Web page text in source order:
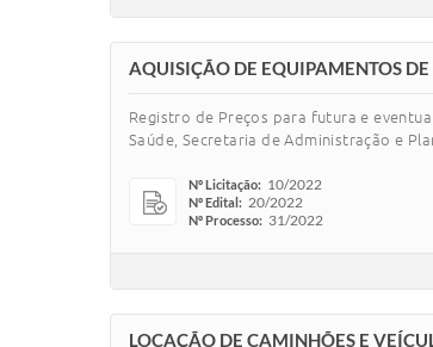
AQUISIÇÃO DE EQUIPAMENTOS
Registro de Preços para futura e
Saúde, Secretaria de Administração e
Nº Licitação: 10/2022
Nº Edital: 20/2022
Nº Processo: 31/2022
LOCAÇÃO DE CAMINHÕES E